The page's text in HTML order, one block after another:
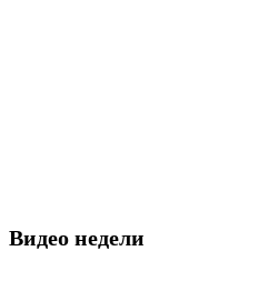
Видео недели